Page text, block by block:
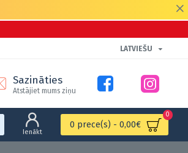
LATVIEŠU
Sazināties
Atstājiet mums ziņu
Ienākt
0 prece(s) - 0,00€
0